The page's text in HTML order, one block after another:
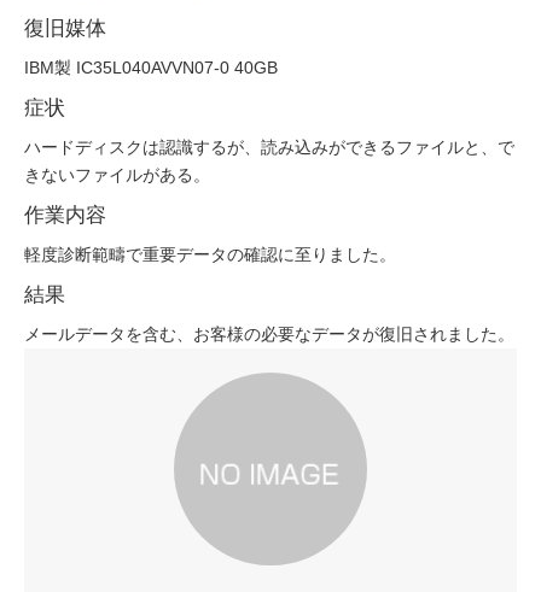
復旧媒体
IBM製 IC35L040AVVN07-0 40GB
症状
ハードディスクは認識するが、読み込みができるファイルと、で
きないファイルがある。
作業内容
軽度診断範疇で重要データの確認に至りました。
結果
メールデータを含む、お客様の必要なデータが復旧されました。